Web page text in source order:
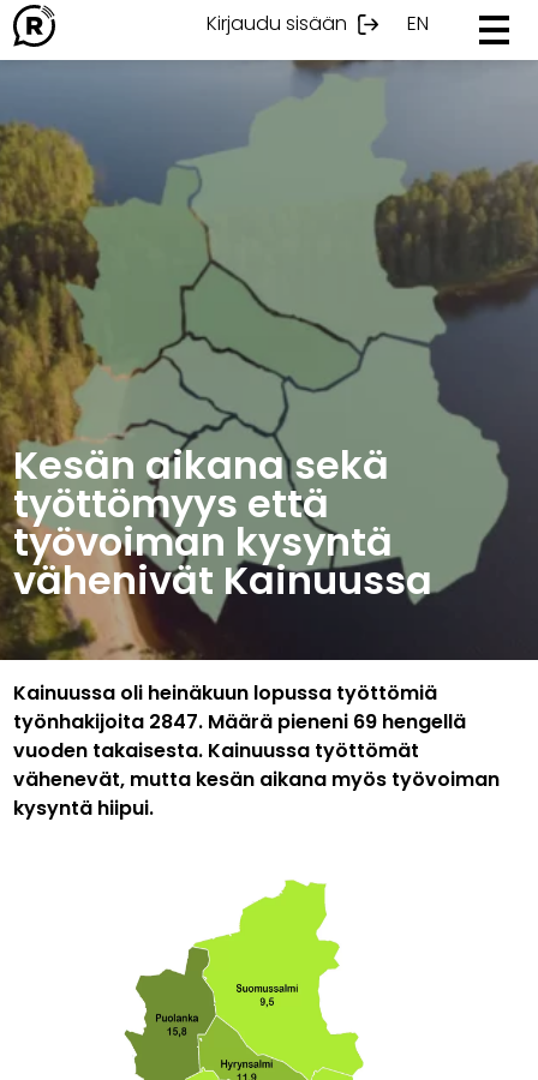
Ohita
sisältöön
Kirjaudu sisään EN
Kesän aikana sekä
työttömyys että
työvoiman kysyntä
vähenivät Kainuussa
Kainuussa oli heinäkuun lopussa työttömiä
työnhakijoita 2847. Määrä pieneni 69 hengellä
vuoden takaisesta. Kainuussa työttömät
vähenevät, mutta kesän aikana myös työvoiman
kysyntä hiipui.